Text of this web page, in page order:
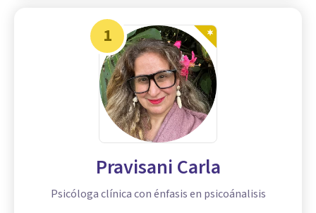
1
Pravisani Carla
Psicóloga clínica con énfasis en psicoánalisis